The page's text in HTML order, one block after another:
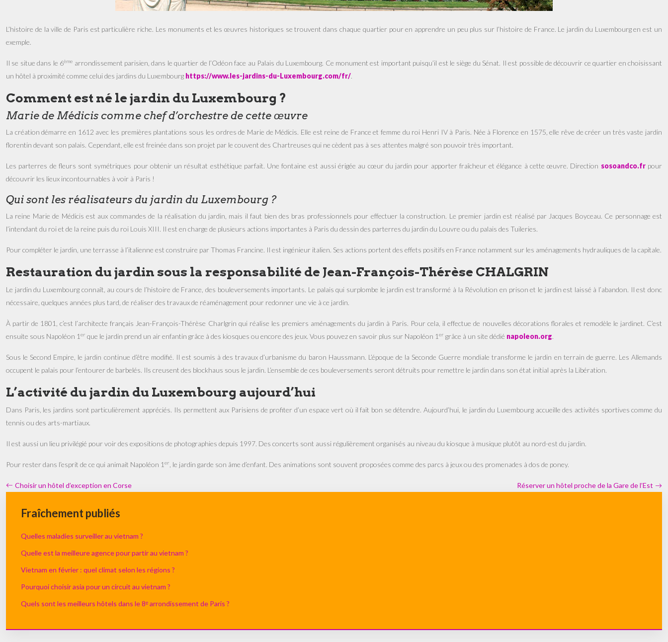
L’histoire de la ville de Paris est particulière riche. Les monuments et les œuvres historiques se trouvent dans chaque quartier pour en apprendre un peu plus sur l’histoire de France. Le jardin du Luxembourg en est un
exemple.
Il se situe dans le 6ème arrondissement parisien, dans le quartier de l’Odéon face au Palais du Luxembourg. Ce monument est important puisqu’il est le siège du Sénat. Il est possible de découvrir ce quartier en choisissant
un hôtel à proximité comme celui des jardins du Luxembourg https://www.les-jardins-du-Luxembourg.com/fr/.
Comment est né le jardin du Luxembourg ?
Marie de Médicis comme chef d’orchestre de cette œuvre
La création démarre en 1612 avec les premières plantations sous les ordres de Marie de Médicis. Elle est reine de France et femme du roi Henri IV à Paris. Née à Florence en 1575, elle rêve de créer un très vaste jardin
florentin devant son palais. Cependant, elle est freinée dans son projet par le couvent des Chartreuses qui ne cèdent pas à ses attentes malgré son pouvoir très important.
Les parterres de fleurs sont symétriques pour obtenir un résultat esthétique parfait. Une fontaine est aussi érigée au cœur du jardin pour apporter fraîcheur et élégance à cette œuvre. Direction sosoandco.frpour
découvrir les lieux incontournables à voir à Paris !
Qui sont les réalisateurs du jardin du Luxembourg ?
La reine Marie de Médicis est aux commandes de la réalisation du jardin, mais il faut bien des bras professionnels pour effectuer la construction. Le premier jardin est réalisé par Jacques Boyceau. Ce personnage est
l’intendant du roi et de la reine puis du roi Louis XIII. Il est en charge de plusieurs actions importantes à Paris du dessin des parterres du jardin du Louvre ou du palais des Tuileries.
Pour compléter le jardin, une terrasse à l’italienne est construire par Thomas Francine. Il est ingénieur italien. Ses actions portent des effets positifs en France notamment sur les aménagements hydrauliques de la capitale.
Restauration du jardin sous la responsabilité de Jean-François-Thérèse CHALGRIN
Le jardin du Luxembourg connaît, au cours de l’histoire de France, des bouleversements importants. Le palais qui surplombe le jardin est transformé à la Révolution en prison et le jardin est laissé à l’abandon. Il est donc
nécessaire, quelques années plus tard, de réaliser des travaux de réaménagement pour redonner une vie à ce jardin.
À partir de 1801, c’est l’architecte français Jean-François-Thérèse Charlgrin qui réalise les premiers aménagements du jardin à Paris. Pour cela, il effectue de nouvelles décorations florales et remodèle le jardinet. C’est
ensuite sous Napoléon 1 er que le jardin prend un air enfantin grâce à des kiosques ou encore des jeux. Vous pouvez en savoir plus sur Napoléon 1 er grâce à un site dédié napoleon.org.
Sous le Second Empire, le jardin continue d’être modifié. Il est soumis à des travaux d’urbanisme du baron Haussmann. L’époque de la Seconde Guerre mondiale transforme le jardin en terrain de guerre. Les Allemands
occupent le palais pour l’entourer de barbelés. Ils creusent des blockhaus sous le jardin. L’ensemble de ces bouleversements seront détruits pour remettre le jardin dans son état initial après la Libération.
L’activité du jardin du Luxembourg aujourd’hui
Dans Paris, les jardins sont particulièrement appréciés. Ils permettent aux Parisiens de profiter d’un espace vert où il fait bon se détendre. Aujourd’hui, le jardin du Luxembourg accueille des activités sportives comme du
tennis ou des arts-martiaux.
Il est aussi un lieu privilégié pour voir des expositions de photographies depuis 1997. Des concerts sont aussi régulièrement organisés au niveau du kiosque à musique plutôt au nord-est du jardin.
Pour rester dans l’esprit de ce qui animait Napoléon 1 er , le jardin garde son âme d’enfant. Des animations sont souvent proposées comme des parcs à jeux ou des promenades à dos de poney.
Choisir un hôtel d’exception en Corse Réserver un hôtel proche de la Gare de l’Est
Fraîchement publiés
Quelles maladies surveiller au vietnam ?
Quelle est la meilleure agence pour partir au vietnam ?
Vietnam en février : quel climat selon les régions ?
Pourquoi choisir asia pour un circuit au vietnam ?
Quels sont les meilleurs hôtels dans le 8ᵉ arrondissement de Paris ?